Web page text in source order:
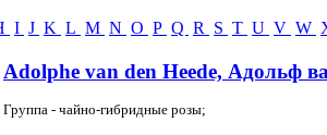
I J K L M N O P Q R S T U V W
Adolphe van den Heede, Адольф
Группа - чайно-гибридные розы;